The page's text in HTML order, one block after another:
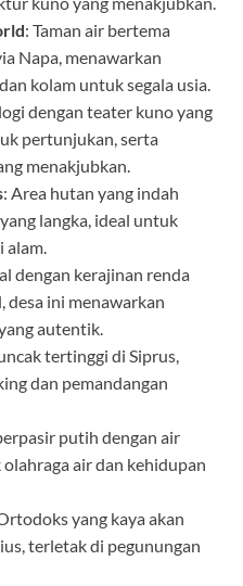
: Taman air bertema
Napa, menawarkan
kolam untuk segala usia.
dengan teater kuno yang
pertunjukan, serta
menakjubkan.
: Area hutan yang indah
langka, ideal untuk
alam.
dengan kerajinan renda
desa ini menawarkan
autentik.
tertinggi di Siprus,
dan pemandangan
putih dengan air
air dan kehidupan
yang kaya akan
terletak di pegunungan